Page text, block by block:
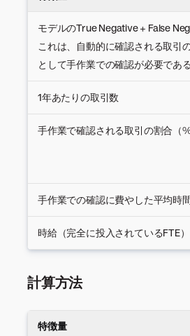
モデルのTrue Negative + False
これは、自動的に確認される取引
として手作業での確認が必要であ
1年あたりの取引数
手作業で確認される取引の割合（%
手作業での確認に費やした平均時
時給（完全に投入されているFTE）
計算方法
特徴量